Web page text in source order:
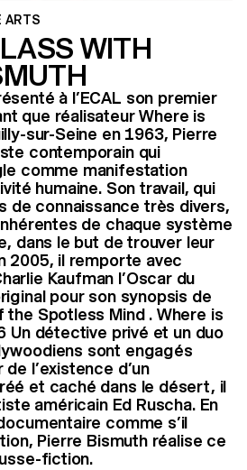
ARTS
WITH
à l’ECAL son premier
que réalisateur Where is
sur-Seine en 1963, Pierre
contemporain qui
comme manifestation
humaine. Son travail, qui
de connaissance très divers,
de chaque système
dans le but de trouver leur
2005, il remporte avec
Kaufman l’Oscar du
pour son synopsis de
the Spotless Mind . Where is
Un détective privé et un duo
sont engagés
l’existence d’un
et caché dans le désert, il
américain Ed Ruscha. En
comme s’il
Pierre Bismuth réalise ce
fiction.